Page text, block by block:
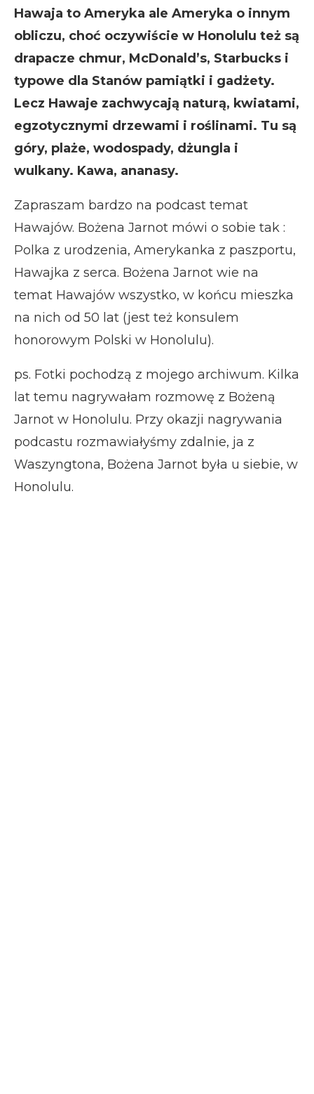
Hawaja to Ameryka ale Ameryka o innym
obliczu, choć oczywiście w Honolulu też są
drapacze chmur, McDonald’s, Starbucks i
typowe dla Stanów pamiątki i gadżety.
Lecz Hawaje zachwycają naturą, kwiatami,
egzotycznymi drzewami i roślinami. Tu są
góry, plaże, wodospady, dżungla i
wulkany. Kawa, ananasy.
Zapraszam bardzo na podcast temat
Hawajów. Bożena Jarnot mówi o sobie tak :
Polka z urodzenia, Amerykanka z paszportu,
Hawajka z serca. Bożena Jarnot wie na
temat Hawajów wszystko, w końcu mieszka
na nich od 50 lat (jest też konsulem
honorowym Polski w Honolulu).
ps. Fotki pochodzą z mojego archiwum. Kilka
lat temu nagrywałam rozmowę z Bożeną
Jarnot w Honolulu. Przy okazji nagrywania
podcastu rozmawiałyśmy zdalnie, ja z
Waszyngtona, Bożena Jarnot była u siebie, w
Honolulu.